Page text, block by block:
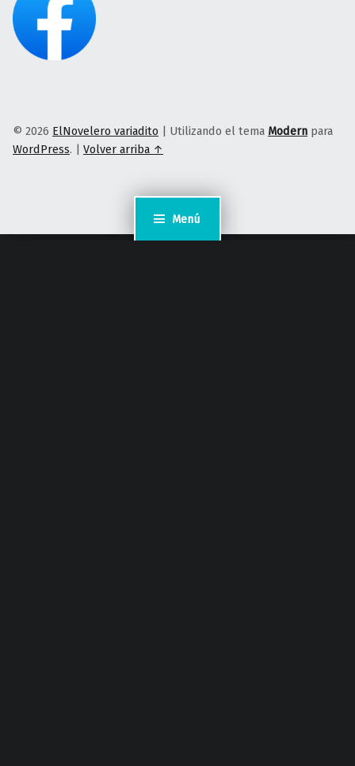
Menú
© 2026 ElNovelero variadito | Utilizando el tema Modern para
WordPress. | Volver arriba ↑